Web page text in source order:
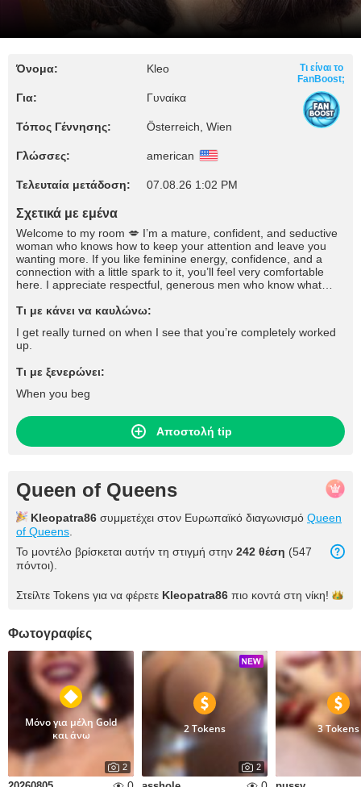
Όνομα: Kleo
Για: Γυναίκα
Τόπος Γέννησης: Österreich, Wien
Γλώσσες: american
Τελευταία μετάδοση: 07.08.26 1:02 PM
Τι είναι το
FanBoost;
Σχετικά με εμένα
Welcome to my room 💋 I’m a mature, confident, and seductive
woman who knows how to keep your attention and leave you
wanting more. If you like feminine energy, confidence, and a
connection with a little spark to it, you’ll feel very comfortable
here. I appreciate respectful, generous men who know what
me, tease me, and let’s enjoy the moment together. With me, it’s
how to enjoy the company of a real woman. ❤️
Τι με κάνει να καυλώνω:
I get really turned on when I see that you’re completely worked
up.
Τι με ξενερώνει:
When you beg
Αποστολή tip
Queen of Queens
Kleopatra86 συμμετέχει στον Ευρωπαϊκό διαγωνισμό Queen
of Queens
Το μοντέλο βρίσκεται αυτήν τη στιγμή στην 242 θέση (547
πόντοι).
Στείλτε Tokens για να φέρετε Kleopatra86 πιο κοντά στη νίκη!
Φωτογραφίες
Μόνο για μέλη Gold
και άνω
2
2 Tokens
2
3 Tokens